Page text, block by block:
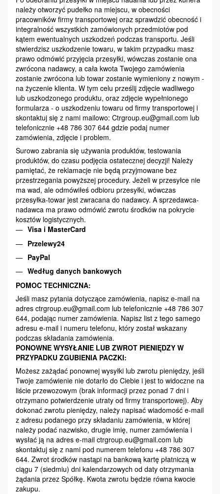
należy otworzyć pudełko na miejscu, w obecności
pracowników firmy transportowej oraz sprawdzić obecność i
integralność wszystkich zamówionych przedmiotów pod
kątem ewentualnych uszkodzeń podczas transportu. Jeśli
stwierdzisz uszkodzenie towaru, w takim przypadku masz
prawo odmówić przyjęcia przesyłki, wówczas zostanie ona
zwrócona nadawcy, a cała kwota Twojego zamówienia
zostanie zwrócona lub towar zostanie wymieniony z nowym -
na życzenie klienta. W tym celu prześlij zdjęcie wadliwego
lub uszkodzonego produktu, oraz zdjęcie wypełnionego
formularza - o uszkodzeniu towaru od firmy transportowej i
skontaktuj się z nami mailowo: Ctrgroup.eu@gmail.com lub
telefonicznie +48 786 307 644 gdzie podaj numer
zamówienia, zdjęcie i problem.
Surowo zabrania się używania produktów, testowania
produktów, do czasu podjęcia ostatecznej decyzji! Należy
pamiętać, że reklamacje nie będą przyjmowane bez
przestrzegania powyższej procedury. Jeżeli w przesyłce nie
ma wad, ale odmówiłeś odbioru przesyłki, wówczas
przesyłka-towar jest zwracana do nadawcy. A sprzedawca-
nadawca ma prawo odmówić zwrotu środków na pokrycie
kosztów logistycznych.
Visa i MasterCard
Przelewy24
PayPal
Według danych bankowych
POMOC TECHNICZNA:
Jeśli masz pytania dotyczące zamówienia, napisz e-mail na
adres ctrgroup.eu@gmail.com lub telefonicznie +48 786 307
644, podając numer zamówienia. Napisz list z tego samego
adresu e-mail i numeru telefonu, który został wskazany
podczas składania zamówienia.
PONOWNE WYSYŁANIE LUB ZWROT PIENIĘDZY W
PRZYPADKU ZGUBIENIA PACZKI:
Możesz zażądać ponownej wysyłki lub zwrotu pieniędzy, jeśli
Twoje zamówienie nie dotarło do Ciebie i jest to widoczne na
liście przewozowym (brak informacji przez ponad 7 dni i
otrzymano potwierdzenie utraty od firmy transportowej). Aby
dokonać zwrotu pieniędzy, należy napisać wiadomość e-mail
z adresu podanego przy składaniu zamówienia, w której
należy podać nazwisko, drugie imię, numer zamówienia i
wysłać ją na adres e-mail ctrgroup.eu@gmail.com lub
skontaktuj się z nami pod numerem telefonu +48 786 307
644. Zwrot środków nastąpi na bankową kartę płatniczą w
ciągu 7 (siedmiu) dni kalendarzowych od daty otrzymania
żądania przez Spółkę. Kwota zwrotu będzie równa kwocie
zakupu.